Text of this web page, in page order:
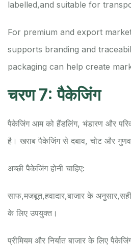
labelled,and suitable for
For premium and export
supports branding and
packaging can help create
चरण 7: पैकेजिंग
पैकेजिंग आम को हैंडलिंग, भंडारण और
है। खराब पैकेजिंग से दबाव, चोट और
अच्छी पैकेजिंग होनी चाहिए:
साफ,मजबूत,हवादार,बाजार के अनुसार,
के लिए उपयुक्त।
प्रीमियम और निर्यात बाजार के लिए